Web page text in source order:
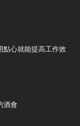
點心就能提高工作效
酒會